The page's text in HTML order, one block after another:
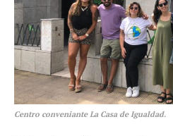
Centro conveniante La Casa de Igualdad.